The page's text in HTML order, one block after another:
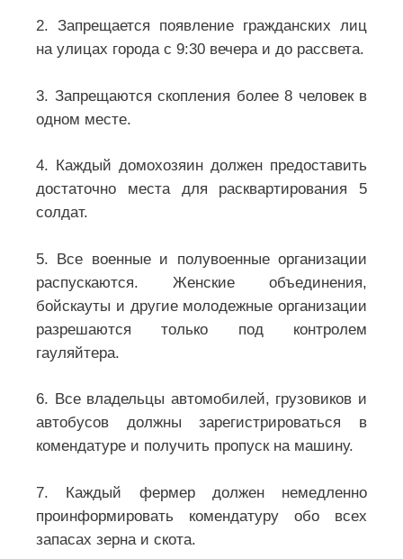
2. Запрещается появление гражданских лиц
на улицах города с 9:30 вечера и до рассвета.
3. Запрещаются скопления более 8 человек в
одном месте.
4. Каждый домохозяин должен предоставить
достаточно места для расквартирования 5
солдат.
5. Все военные и полувоенные организации
распускаются. Женские объединения,
бойскауты и другие молодежные организации
разрешаются только под контролем
гауляйтера.
6. Все владельцы автомобилей, грузовиков и
автобусов должны зарегистрироваться в
комендатуре и получить пропуск на машину.
7. Каждый фермер должен немедленно
проинформировать комендатуру обо всех
запасах зерна и скота.